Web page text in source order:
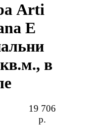
Arti
E
в
19 706
р.